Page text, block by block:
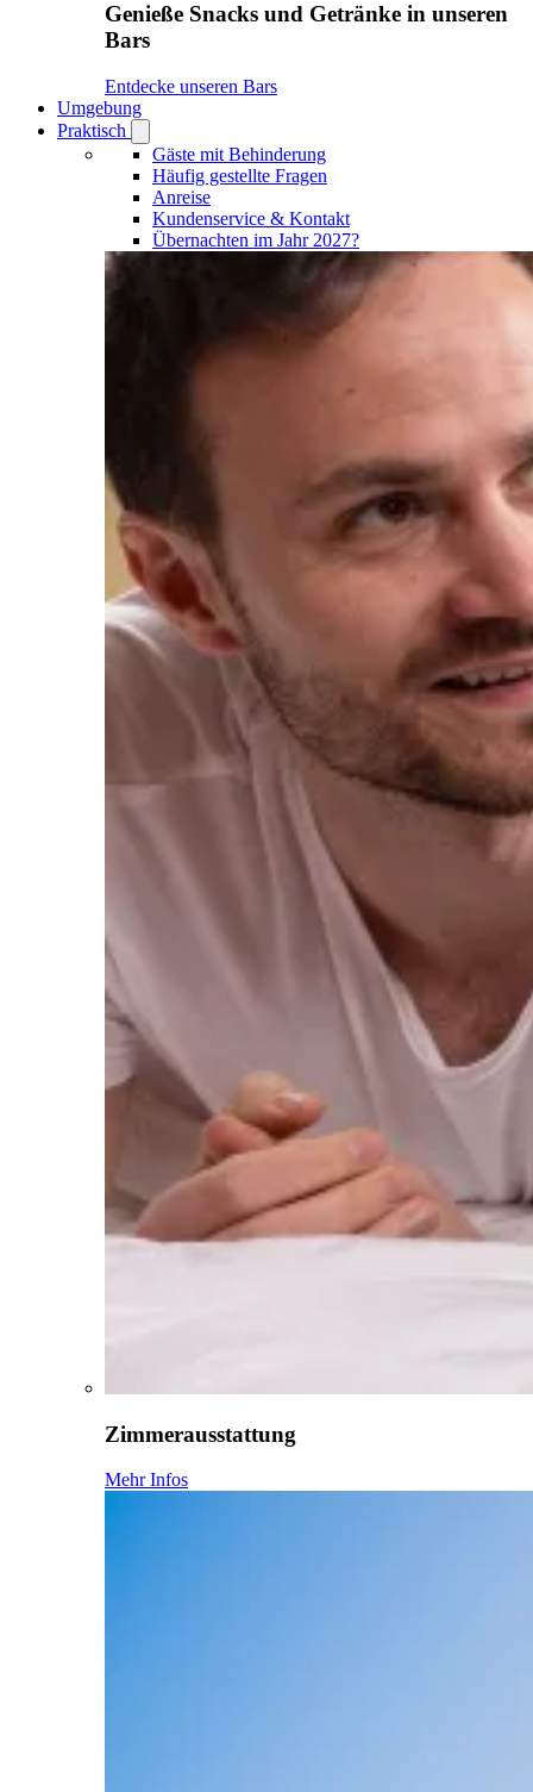
Genieße Snacks und Getränke in unseren
Bars
Entdecke unseren Bars
Umgebung
Praktisch
Praktisch
submenu
Gäste mit Behinderung
Häufig gestellte Fragen
Anreise
Kundenservice & Kontakt
Übernachten im Jahr 2027?
Zimmerausstattung
Mehr Infos